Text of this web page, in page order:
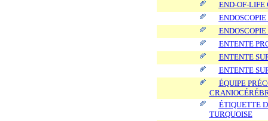
END-OF-LIFE
ENTENTE
ENTENTE
ENTENTE
ÉQUIPE
ÉTIQUETTE
TURQUOISE